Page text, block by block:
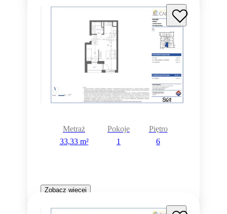
Metraż
33,33 m²
Pokoje
1
Piętro
6
Zobacz więcej